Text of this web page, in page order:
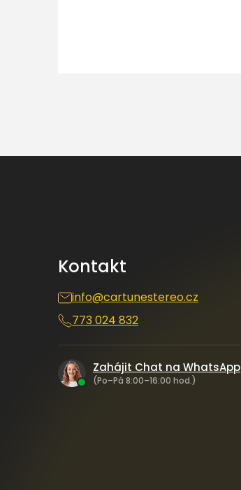
Kontakt
info@cartunestereo.cz
773 024 832
Zahájit Chat na WhatsApp
(Po–Pá 8:00–16:00 hod.)